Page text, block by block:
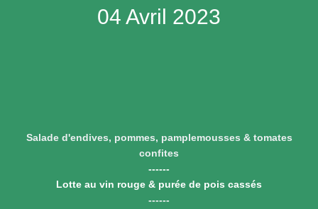
04 Avril 2023
Salade d'endives, pommes, pamplemousses & tomates
confites
------
Lotte au vin rouge & purée de pois cassés
------